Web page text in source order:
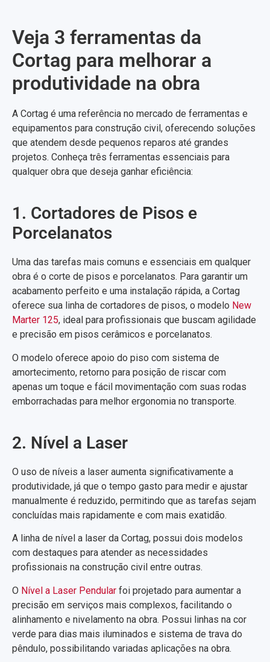
Veja 3 ferramentas da
Cortag para melhorar a
produtividade na obra
A Cortag é uma referência no mercado de ferramentas e
equipamentos para construção civil, oferecendo soluções
que atendem desde pequenos reparos até grandes
projetos. Conheça três ferramentas essenciais para
qualquer obra que deseja ganhar eficiência:
1. Cortadores de Pisos e
Porcelanatos
Uma das tarefas mais comuns e essenciais em qualquer
obra é o corte de pisos e porcelanatos. Para garantir um
acabamento perfeito e uma instalação rápida, a Cortag
oferece sua linha de cortadores de pisos, o modelo New
Marter 125, ideal para profissionais que buscam agilidade
e precisão em pisos cerâmicos e porcelanatos.
O modelo oferece apoio do piso com sistema de
amortecimento, retorno para posição de riscar com
apenas um toque e fácil movimentação com suas rodas
emborrachadas para melhor ergonomia no transporte.
2. Nível a Laser
O uso de níveis a laser aumenta significativamente a
produtividade, já que o tempo gasto para medir e ajustar
manualmente é reduzido, permitindo que as tarefas sejam
concluídas mais rapidamente e com mais exatidão.
A linha de nível a laser da Cortag, possui dois modelos
com destaques para atender as necessidades
profissionais na construção civil entre outras.
O Nível a Laser Pendular foi projetado para aumentar a
precisão em serviços mais complexos, facilitando o
alinhamento e nivelamento na obra. Possui linhas na cor
verde para dias mais iluminados e sistema de trava do
pêndulo, possibilitando variadas aplicações na obra.